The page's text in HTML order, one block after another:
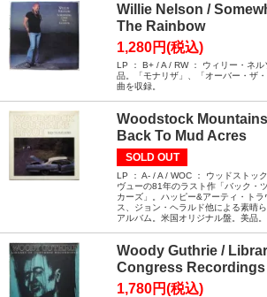
Willie Nelson /
The Rainbow
1,280円(税込)
LP ： B+ / A / RW ： ウィリー・ネ
品。「モナリザ」、「オーバー・ザ
曲を収録。
Woodstock
Back To Mud Acres
SOLD OUT
LP ： A- / A / WOC ： ウッドストッ
ヴューの81年のラスト作「バック・
カーズ」。ハッピー&アーティ・トラ
ス、ジョン・ヘラルド他による素晴
アルバム。米国オリジナル盤。美品。
Woody Guthrie /
Congress Recordings
1,780円(税込)